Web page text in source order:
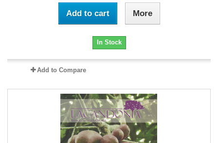
Add to cart More
In Stock
Add to Compare